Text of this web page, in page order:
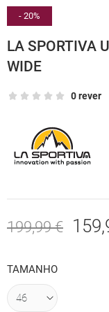
- 20%
LA SPORTIVA
WIDE
0 rever
199,99 €
TAMANHO